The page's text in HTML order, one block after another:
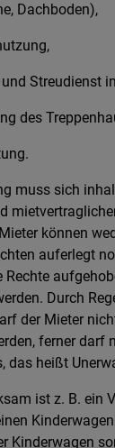
Dachboden),
Streudienst
des
muss sich
können
auferlegt
Rechte
Durch
der Mieter
ferner darf
das heißt
ist z. B. ein
Kinderwagen